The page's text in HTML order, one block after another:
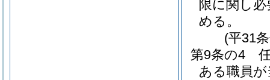
限に関し
める。
(平31
第9条の4
ある職員